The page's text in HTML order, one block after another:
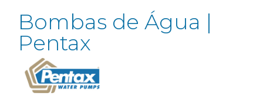
Bombas de Água |
Pentax